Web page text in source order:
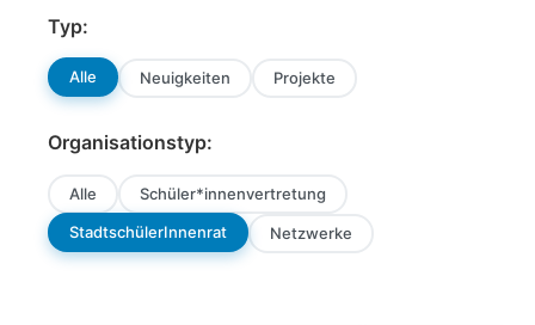
Typ:
Alle Neuigkeiten Projekte
Organisationstyp:
Alle
Schüler*innenvertretung
StadtschülerInnenrat
Netzwerke